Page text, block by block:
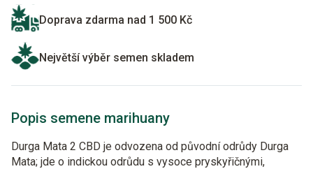
Doprava zdarma nad 1 500 Kč
Největší výběr semen skladem
Popis semene marihuany
Durga Mata 2 CBD je odvozena od původní odrůdy Durga
Mata; jde o indickou odrůdu s vysoce pryskyřičnými,